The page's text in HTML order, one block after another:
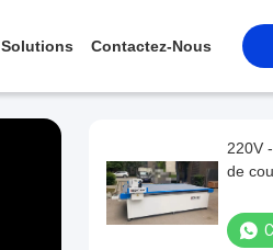
Solutions Contactez-Nous
220V
de